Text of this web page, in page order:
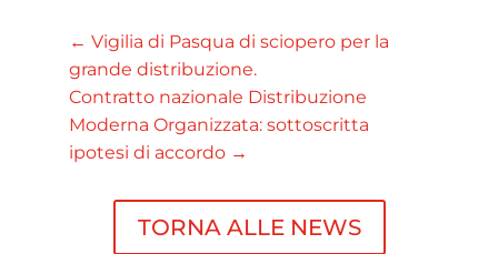
←Vigilia di Pasqua di sciopero per la
grande distribuzione.
Contratto nazionale Distribuzione
Moderna Organizzata: sottoscritta
ipotesi di accordo →
TORNA ALLE NEWS